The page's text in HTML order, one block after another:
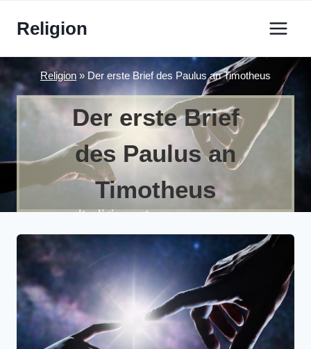
InhaltReligion
Religion » Der erste Brief des Paulus an Timotheus
Der erste Brief
des Paulus an
Timotheus